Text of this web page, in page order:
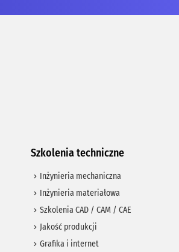
Szkolenia techniczne
Inżynieria mechaniczna
Inżynieria materiałowa
Szkolenia CAD / CAM / CAE
Jakość produkcji
Grafika i internet